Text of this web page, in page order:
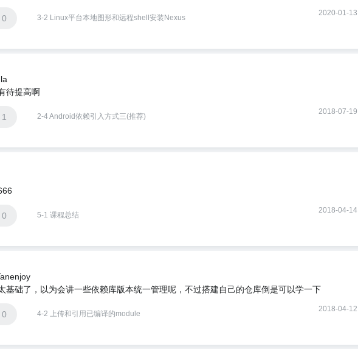
0 3-2 Linux平台本地图形和远程shell安装Nexus
2020-01-13
待提高啊
1 2-4 Android依赖引入方式三(推荐)
2018-07-19
0 5-1 课程总结
2018-04-14
基础了，以为会讲一些依赖库版本统一管理呢，不过搭建自己的仓库倒是可以学一下
0 4-2 上传和引用已编译的module
2018-04-12